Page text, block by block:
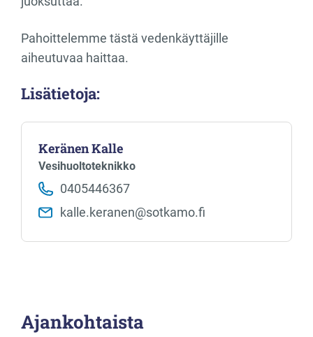
Pahoittelemme tästä vedenkäyttäjille
aiheutuvaa haittaa.
Lisätietoja:
Keränen Kalle
Vesihuoltoteknikko
0405446367
kalle.keranen​@sotkamo.fi
Ajankohtaista